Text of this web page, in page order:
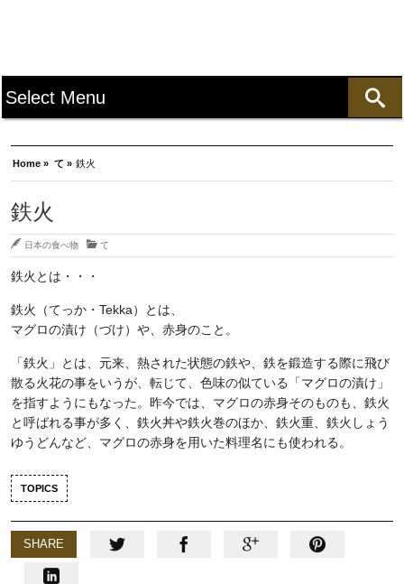
Home » て » 鉄火
鉄火
日本の食べ物 て
鉄火とは・・・
鉄火（てっか・Tekka）とは、
マグロの漬け（づけ）や、赤身のこと。
「鉄火」とは、元来、熱された状態の鉄や、鉄を鍛造する際に飛び
散る火花の事をいうが、転じて、色味の似ている「マグロの漬け」
を指すようにもなった。昨今では、マグロの赤身そのものも、鉄火
と呼ばれる事が多く、鉄火丼や鉄火巻のほか、鉄火重、鉄火しょう
ゆうどんなど、マグロの赤身を用いた料理名にも使われる。
TOPICS
SHARE